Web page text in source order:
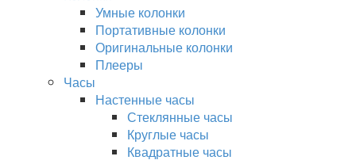
Умные колонки
Портативные колонки
Оригинальные колонки
Плееры
Часы
Настенные часы
Стеклянные часы
Круглые часы
Квадратные часы